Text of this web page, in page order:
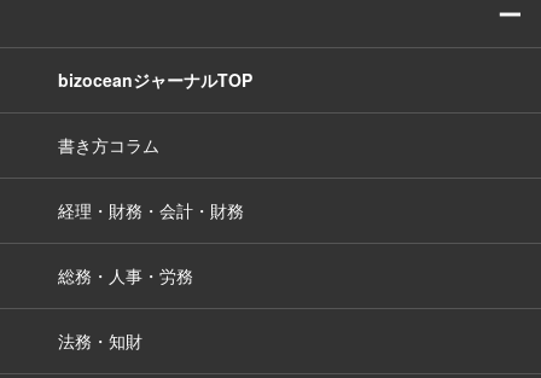
ー
bizoceanジャーナルTOP
書き方コラム
経理・財務・会計・財務
総務・人事・労務
法務・知財